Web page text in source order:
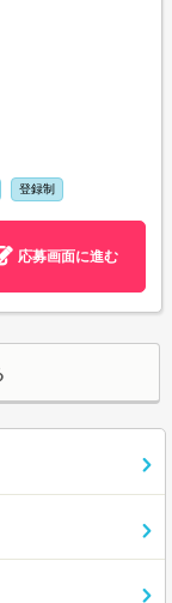
登録制
応募画面に進む